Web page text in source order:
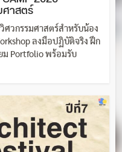
าสตร์
วิศวกรรมศาสตร์สำหรับน้อง
ลงมือปฏิบัติจริง ฝึก
ม Portfolio พร้อมรับ